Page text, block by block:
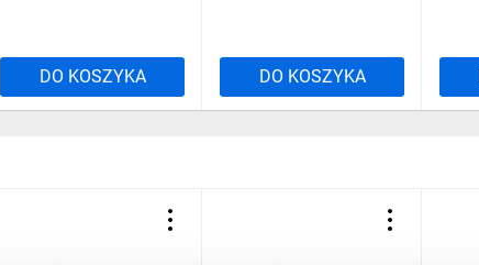
DO KOSZYKA DO KOSZYKA